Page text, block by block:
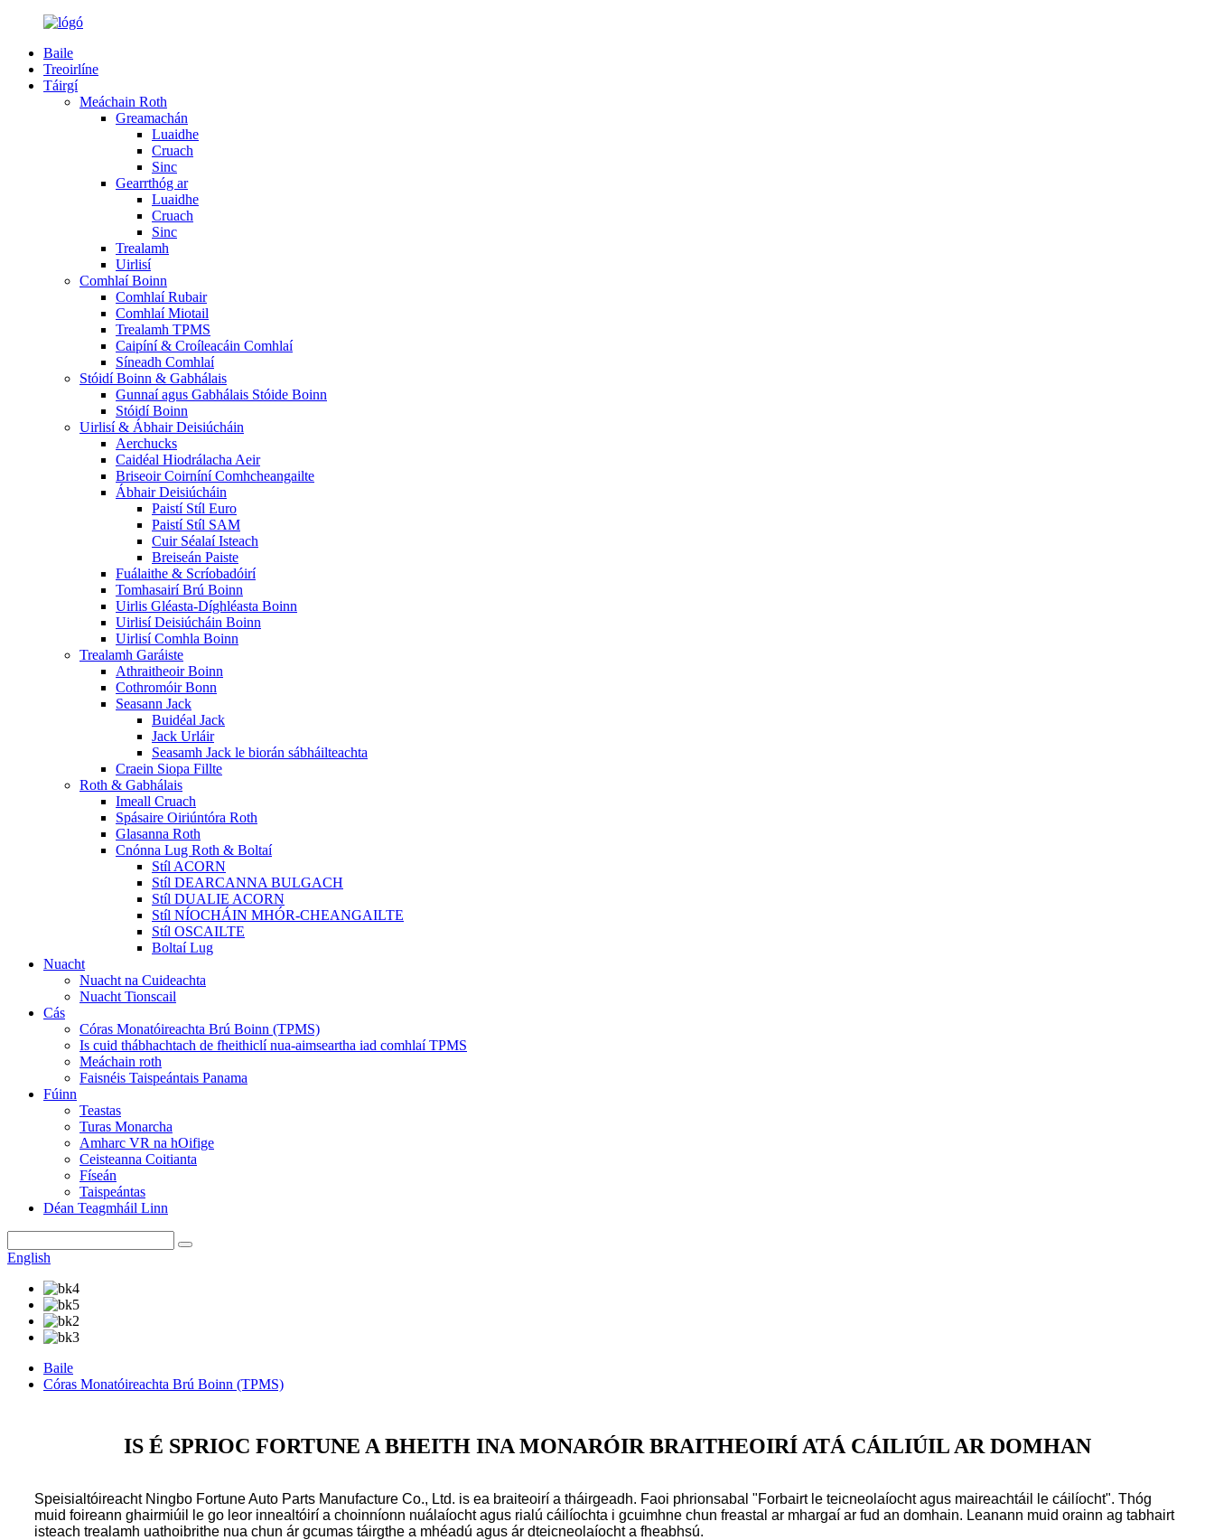
Baile
Treoirlíne
Táirgí
Meáchain Roth
Greamachán
Luaidhe
Cruach
Sinc
Gearrthóg ar
Luaidhe
Cruach
Sinc
Trealamh
Uirlisí
Comhlaí Boinn
Comhlaí Rubair
Comhlaí Miotail
Trealamh TPMS
Caipíní & Croíleacáin Comhlaí
Síneadh Comhlaí
Stóidí Boinn & Gabhálais
Gunnaí agus Gabhálais Stóide Boinn
Stóidí Boinn
Uirlisí & Ábhair Deisiúcháin
Aerchucks
Caidéal Hiodrálacha Aeir
Briseoir Coirníní Comhcheangailte
Ábhair Deisiúcháin
Paistí Stíl Euro
Paistí Stíl SAM
Cuir Séalaí Isteach
Breiseán Paiste
Fuálaithe & Scríobadóirí
Tomhasairí Brú Boinn
Uirlis Gléasta-Díghléasta Boinn
Uirlisí Deisiúcháin Boinn
Uirlisí Comhla Boinn
Trealamh Garáiste
Athraitheoir Boinn
Cothromóir Bonn
Seasann Jack
Buidéal Jack
Jack Urláir
Seasamh Jack le biorán sábháilteachta
Craein Siopa Fillte
Roth & Gabhálais
Imeall Cruach
Spásaire Oiriúntóra Roth
Glasanna Roth
Cnónna Lug Roth & Boltaí
Stíl ACORN
Stíl DEARCANNA BULGACH
Stíl DUALIE ACORN
Stíl NÍOCHÁIN MHÓR-CHEANGAILTE
Stíl OSCAILTE
Boltaí Lug
Nuacht
Nuacht na Cuideachta
Nuacht Tionscail
Cás
Córas Monatóireachta Brú Boinn (TPMS)
Is cuid thábhachtach de fheithiclí nua-aimseartha iad comhlaí TPMS
Meáchain roth
Faisnéis Taispeántais Panama
Fúinn
Teastas
Turas Monarcha
Amharc VR na hOifige
Ceisteanna Coitianta
Físeán
Taispeántas
Déan Teagmháil Linn
English
Baile
Córas Monatóireachta Brú Boinn (TPMS)
IS É SPRIOC FORTUNE A BHEITH INA MONARÓIR BRAITHEOIRÍ ATÁ CÁILIÚIL AR DOMHAN
Speisialtóireacht Ningbo Fortune Auto Parts Manufacture Co., Ltd. is ea braiteoirí a tháirgeadh. Faoi phrionsabal "Forbairt le teicneolaíocht agus maireachtáil le cáilíocht". Thóg
muid foireann ghairmiúil le go leor innealtóirí a choinníonn nuálaíocht agus rialú cáilíochta i gcuimhne chun freastal ar mhargaí ar fud an domhain. Leanann muid orainn ag tabhairt
isteach trealamh uathoibrithe nua chun ár gcumas táirgthe a mhéadú agus ár dteicneolaíocht a fheabhsú.